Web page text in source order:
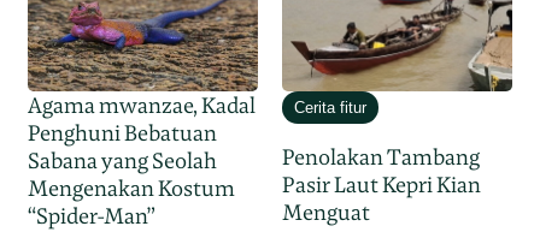
Agama mwanzae, Kadal
Penghuni Bebatuan
Sabana yang Seolah
Mengenakan Kostum
“Spider-Man”
Cerita fitur
Penolakan Tambang
Pasir Laut Kepri Kian
Menguat